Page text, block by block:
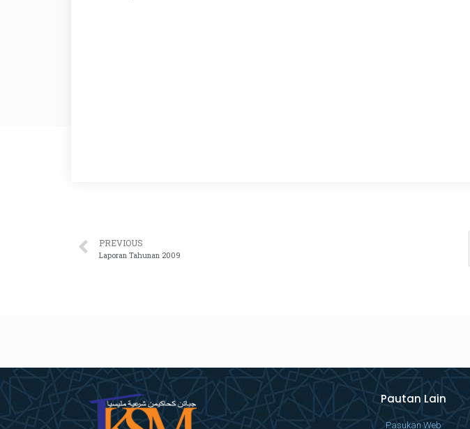
PREVIOUS
Laporan Tahunan 2009
Pautan Lain
Pasukan Web